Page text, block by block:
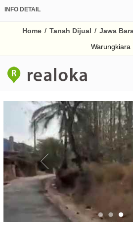
INFO DETAIL
Home / Tanah Dijual / Jawa
Warungkiara